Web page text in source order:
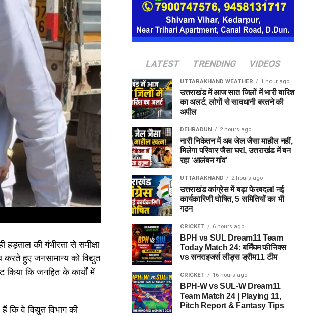
हड़ताल की गंभीरता से समीक्षा
हुए जनसामान्य को विद्युत
किया कि जनहित के कार्यों में
वे विद्युत विभाग की
LATEST TRENDING VIDEOS
UTTARAKHAND WEATHER 1 hour ago
उत्तराखंड में आज सात जिलों में भारी बारिश
का अलर्ट, लोगों से सावधानी बरतने की
अपील
DEHRADUN 2 hours ago
नारी निकेतन में अब जेल जैसा माहौल नहीं,
मिलेगा परिवार जैसा घर!, उत्तराखंड में बन
रहा ‘आलंबन गांव’
UTTARAKHAND 2 hours ago
उत्तराखंड कांग्रेस में बड़ा फेरबदल! नई
कार्यकारिणी घोषित, 5 समितियों का भी
गठन
CRICKET 6 hours ago
BPH vs SUL Dream11 Team
Today Match 24: बर्मिंघम फीनिक्स
vs सनराइजर्स लीड्स ड्रीम11 टीम
CRICKET 16 hours ago
BPH-W vs SUL-W Dream11
Team Match 24 | Playing 11,
Pitch Report & Fantasy Tips